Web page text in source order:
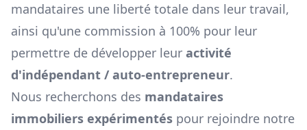
mandataires une liberté totale dans leur travail,
ainsi qu'une commission à 100% pour leur
permettre de développer leur activité
d'indépendant / auto-entrepreneur.
Nous recherchons des mandataires
immobiliers expérimentés pour rejoindre notre